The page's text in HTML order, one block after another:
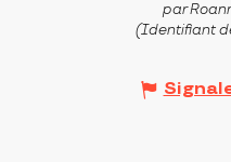
par
(Identifiant